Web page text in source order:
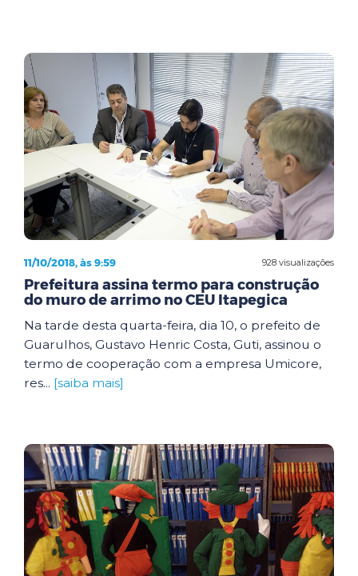
928 visualizações
11/10/2018, às 9:59
Prefeitura assina termo para construção
do muro de arrimo no CEU Itapegica
Na tarde desta quarta-feira, dia 10, o prefeito de
Guarulhos, Gustavo Henric Costa, Guti, assinou o
termo de cooperação com a empresa Umicore,
res... [saiba mais]